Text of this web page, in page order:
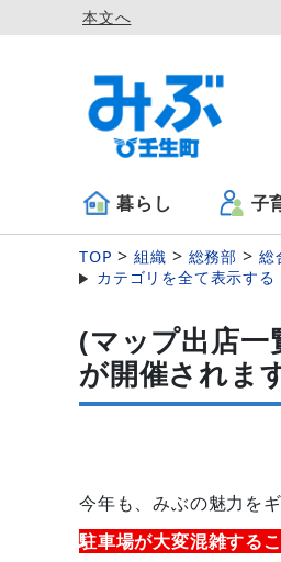
本文へ
暮らし 子
TOP 組織 総務部
総
カテゴリを全て表示する
(マップ出店一
が開催されま
今年も、みぶの魅力を
駐車場が大変混雑する